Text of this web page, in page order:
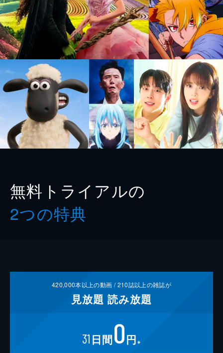
無料トライアルの
2つの特典
420,000本以上の動画 /210誌以上の雑誌が
見放題 読み放題
31 日間0円 ※